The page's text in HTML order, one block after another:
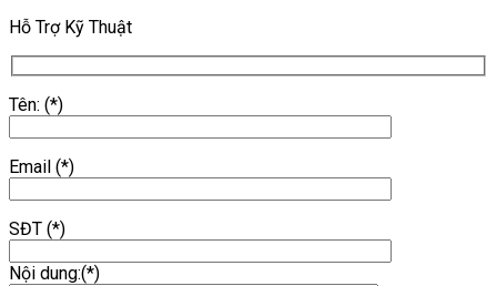
Hỗ Trợ Kỹ Thuật
Tên: (*)
Email (*)
SĐT (*)
Nội dung:(*)